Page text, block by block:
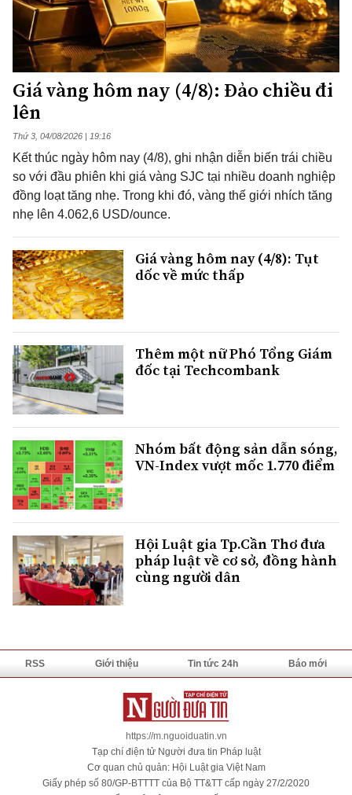
Giá vàng hôm nay (4/8): Đảo chiều đi
lên
Thứ 3, 04/08/2026 | 19:16
Kết thúc ngày hôm nay (4/8), ghi nhận diễn biến trái chiều
so với đầu phiên khi giá vàng SJC tại nhiều doanh nghiệp
đồng loạt tăng nhẹ. Trong khi đó, vàng thế giới nhích tăng
nhẹ lên 4.062,6 USD/ounce.
Giá vàng hôm nay (4/8): Tụt
dốc về mức thấp
Thêm một nữ Phó Tổng Giám
đốc tại Techcombank
Nhóm bất động sản dẫn sóng,
VN-Index vượt mốc 1.770 điểm
Hội Luật gia Tp.Cần Thơ đưa
pháp luật về cơ sở, đồng hành
cùng người dân
RSS Giới thiệu Tin tức 24h Báo mới
https://m.nguoiduatin.vn
Tạp chí điện tử Người đưa tin Pháp luật
Cơ quan chủ quản: Hội Luật gia Việt Nam
Giấy phép số 80/GP-BTTTT của Bộ TT&TT cấp ngày 27/2/2020